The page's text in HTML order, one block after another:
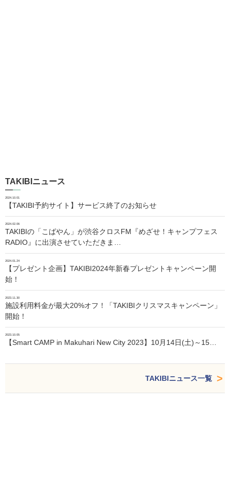
TAKIBIニュース
2024.10.01
【TAKIBI予約サイト】サービス終了のお知らせ
2024.02.06
TAKIBIの「こばやん」が渋谷クロスFM『めざせ！キャンプフェス
RADIO』に出演させていただきま…
2024.01.24
【プレゼント企画】TAKIBI2024年新春プレゼントキャンペーン開
始！
2023.11.30
施設利用料金が最大20%オフ！「TAKIBIクリスマスキャンペーン」
開始！
2023.10.05
【Smart CAMP in Makuhari New City 2023】10月14日(土)～15…
TAKIBIニュース一覧